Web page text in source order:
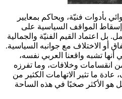
بأدوات فنيّة، ويحاكم بمعايير
المواقف السياسية على
بل اعتماد القيم الفنيّة والجمالية
أو الاختلاف مع جوانبه السياسية.
أنها تشبه واقعنا العربي نفسه،
انقسامات وخلافات، وما تفرزه
ما تثير الاتهامات الكثير من
هو الأكثر صخبًا في هذه الساحة